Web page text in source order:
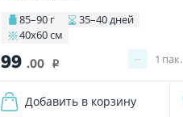
85–90 г
35–40 дней
40х60 см
99 .00 i − 1 пак.
Добавить в корзину